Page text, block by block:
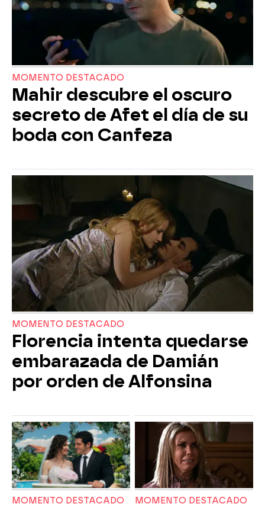
MOMENTO DESTACADO
Mahir descubre el oscuro
secreto de Afet el día de su
boda con Canfeza
MOMENTO DESTACADO
Florencia intenta quedarse
embarazada de Damián
por orden de Alfonsina
MOMENTO DESTACADO MOMENTO DESTACADO